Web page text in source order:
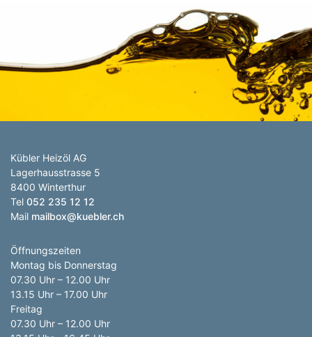
Kübler Heizöl AG
Lagerhausstrasse 5
8400 Winterthur
Tel 052 235 12 12
Mail mailbox@kuebler.ch
Öffnungszeiten
Montag bis Donnerstag
07.30 Uhr – 12.00 Uhr
13.15 Uhr – 17.00 Uhr
Freitag
07.30 Uhr – 12.00 Uhr